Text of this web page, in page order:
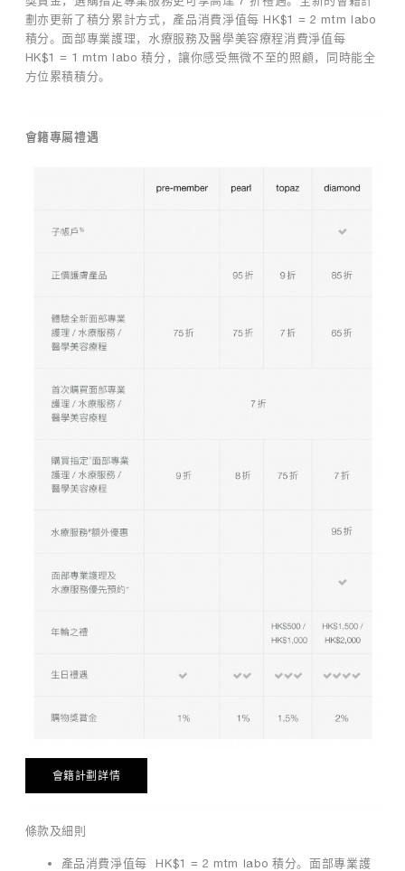
繁 EN
劃亦更新了積分累計方式，產品消費淨值每 HK$1 = 2 mtm labo
積分。面部專業護理，水療服務及醫學美容療程消費淨值每
HK$1 = 1 mtm labo 積分，讓你感受無微不至的照顧，同時能全
方位累積積分。
會籍專屬禮遇
會籍計劃詳情
條款及細則
產品消費淨值每 HK$1 = 2 mtm labo 積分。面部專業護